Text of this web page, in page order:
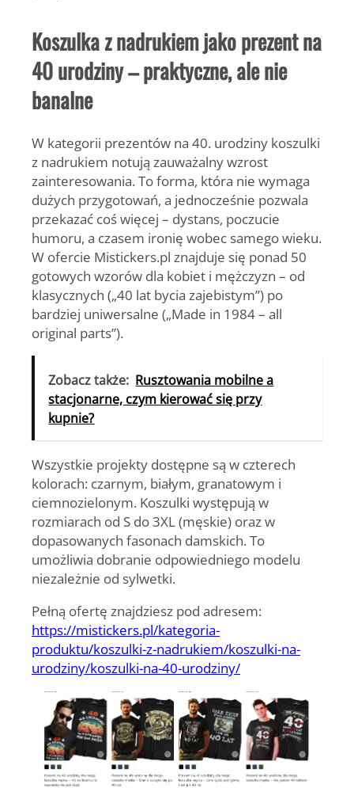
Koszulka z nadrukiem jako prezent na
40 urodziny – praktyczne, ale nie
banalne
W kategorii prezentów na 40. urodziny koszulki
z nadrukiem notują zauważalny wzrost
zainteresowania. To forma, która nie wymaga
dużych przygotowań, a jednocześnie pozwala
przekazać coś więcej – dystans, poczucie
humoru, a czasem ironię wobec samego wieku.
W ofercie Mistickers.pl znajduje się ponad 50
gotowych wzorów dla kobiet i mężczyzn – od
klasycznych („40 lat bycia zajebistym”) po
bardziej uniwersalne („Made in 1984 – all
original parts”).
Zobacz także: Rusztowania mobilne a
stacjonarne, czym kierować się przy
kupnie?
Wszystkie projekty dostępne są w czterech
kolorach: czarnym, białym, granatowym i
ciemnozielonym. Koszulki występują w
rozmiarach od S do 3XL (męskie) oraz w
dopasowanych fasonach damskich. To
umożliwia dobranie odpowiedniego modelu
niezależnie od sylwetki.
Pełną ofertę znajdziesz pod adresem:
https://mistickers.pl/kategoria-
produktu/koszulki-z-nadrukiem/koszulki-na-
urodziny/koszulki-na-40-urodziny/